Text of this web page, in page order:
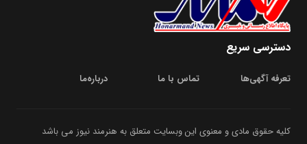
دسترسی سریع
تعرفه آگهی‌ها تماس با ما درباره‌‌ما
کلیه حقوق مادی و معنوی این وبسایت متعلق به هنرمند نیوز می باشد